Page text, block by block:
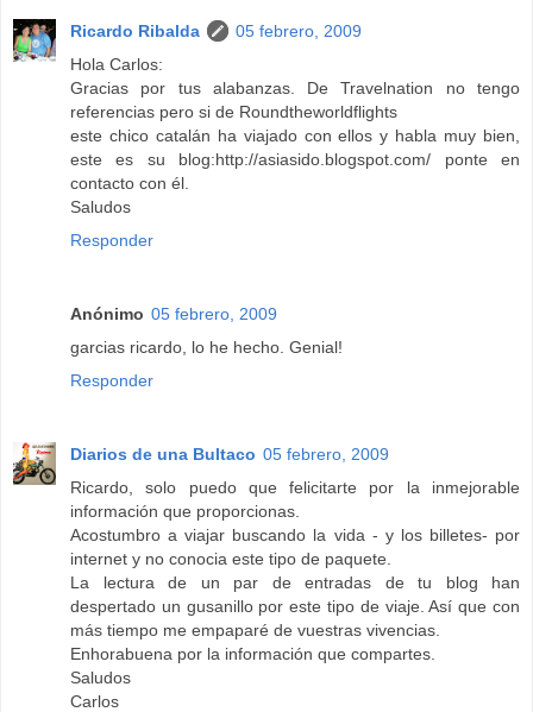
Ricardo Ribalda
05 febrero, 2009
Hola Carlos:
Gracias por tus alabanzas. De Travelnation no tengo
referencias pero si de Roundtheworldflights
este chico catalán ha viajado con ellos y habla muy bien,
este es su blog:http://asiasido.blogspot.com/ ponte en
contacto con él.
Saludos
Responder
Anónimo 05 febrero, 2009
garcias ricardo, lo he hecho. Genial!
Responder
Diarios de una Bultaco 05 febrero, 2009
Ricardo, solo puedo que felicitarte por la inmejorable
información que proporcionas.
Acostumbro a viajar buscando la vida - y los billetes- por
internet y no conocia este tipo de paquete.
La lectura de un par de entradas de tu blog han
despertado un gusanillo por este tipo de viaje. Así que con
más tiempo me empaparé de vuestras vivencias.
Enhorabuena por la información que compartes.
Saludos
Carlos